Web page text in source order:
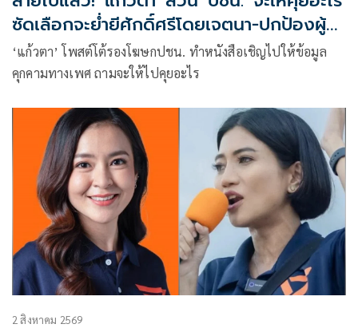
ซัดเลือกจะย่ำยีศักดิ์ศรีโดยเจตนา-ปกป้องผู้
กระทำผิด
‘แก้วตา’ โพสต์โต้รองโฆษกปชน. ทำหนังสือเชิญไปให้ข้อมูล
คุกคามทางเพศ ถามจะให้ไปคุยอะไร
2 สิงหาคม 2569